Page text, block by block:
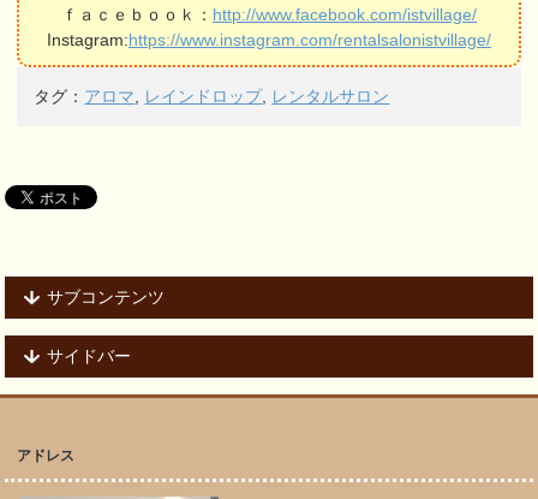
ｆａｃｅｂｏｏｋ： http://www.facebook.com/istvillage/
Instagram:https://www.instagram.com/rentalsalonistvillage/
タグ： アロマ レインドロップ, レンタルサロン
サブコンテンツ
サイドバー
アドレス